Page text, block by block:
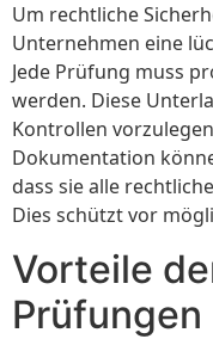
Um rechtliche
Unternehmen eine
Jede Prüfung muss
werden. Diese
Kontrollen
Dokumentation
dass sie alle
Dies schützt vor
Vorteile
Prüfungen